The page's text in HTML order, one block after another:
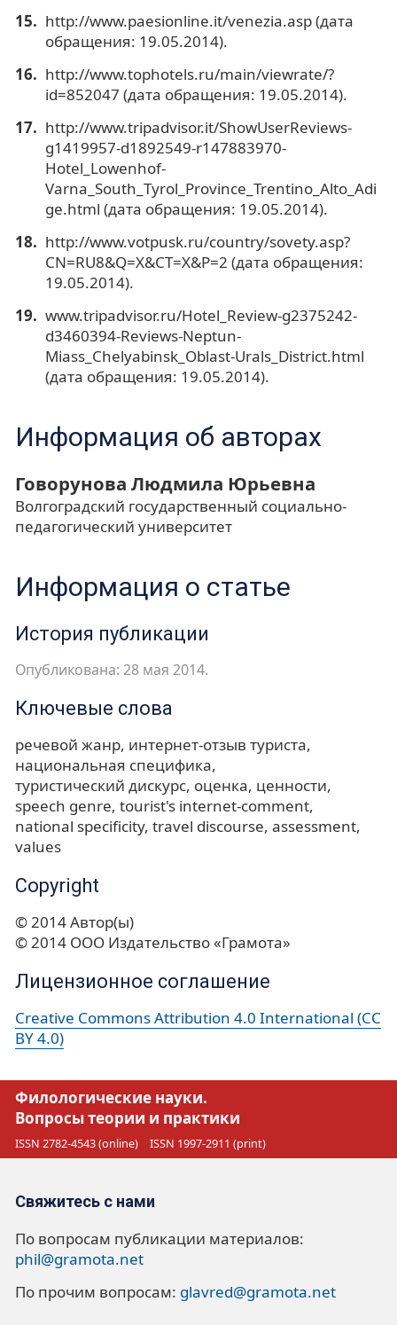
http://www.paesionline.it/venezia.asp (дата
обращения: 19.05.2014).
http://www.tophotels.ru/main/viewrate/?
id=852047 (дата обращения: 19.05.2014).
http://www.tripadvisor.it/ShowUserReviews-
g1419957-d1892549-r147883970-
Hotel_Lowenhof-
Varna_South_Tyrol_Province_Trentino_Alto_Adi
ge.html (дата обращения: 19.05.2014).
http://www.votpusk.ru/country/sovety.asp?
CN=RU8&Q=X&CT=X&P=2 (дата обращения:
19.05.2014).
www.tripadvisor.ru/Hotel_Review-g2375242-
d3460394-Reviews-Neptun-
Miass_Chelyabinsk_Oblast-Urals_District.html
(дата обращения: 19.05.2014).
Информация об авторах
Говорунова Людмила Юрьевна
Волгоградский государственный социально-
педагогический университет
Информация о статье
История публикации
Опубликована: 28 мая 2014.
Ключевые слова
речевой жанр интернет-отзыв туриста
национальная специфика
туристический дискурс оценка ценности
speech genre tourist's internet-comment
national specificity travel discourse assessment
values
Copyright
© 2014 Автор(ы)
© 2014 ООО Издательство «Грамота»
Лицензионное соглашение
Creative Commons Attribution 4.0 International (CC
BY 4.0)
Филологические науки.
Вопросы теории и практики
ISSN 2782-4543 (online) ISSN 1997-2911 (print)
Свяжитесь с нами
По вопросам публикации материалов:
phil@gramota.net
По прочим вопросам: glavred@gramota.net